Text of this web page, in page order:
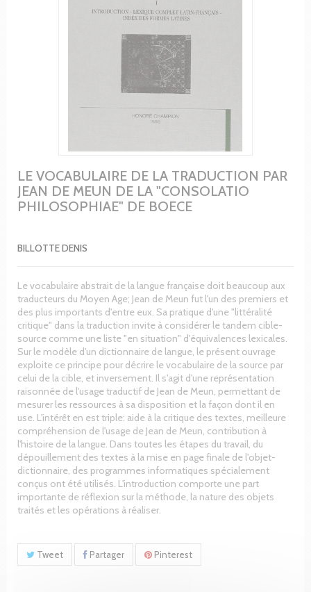
LE VOCABULAIRE DE LA TRADUCTION PAR
JEAN DE MEUN DE LA "CONSOLATIO
PHILOSOPHIAE" DE BOECE
BILLOTTE DENIS
Le vocabulaire abstrait de la langue française doit beaucoup aux
traducteurs du Moyen Age; Jean de Meun fut l'un des premiers et
des plus importants d'entre eux. Sa pratique d'une "littéralité
critique" dans la traduction invite à considérer le tandem cible-
source comme une liste "en situation" d'équivalences lexicales.
Sur le modèle d'un dictionnaire de langue, le présent ouvrage
exploite ce principe pour décrire le vocabulaire de la source par
celui de la cible, et inversement. Il s'agit d'une représentation
raisonnée de l'usage traductif de Jean de Meun, permettant de
mesurer les ressources à sa disposition et la façon dont il en
use. L'intérêt en est triple: aide à la critique des textes, meilleure
compréhension de l'usage de Jean de Meun, contribution à
l'histoire de la langue. Dans toutes les étapes du travail, du
dépouillement des textes à la mise en page finale de l'objet-
dictionnaire, des programmes informatiques spécialement
conçus ont été utilisés. L'introduction comporte une part
importante de réflexion sur la méthode, la nature des objets
traités et les opérations à réaliser.
Tweet Partager Pinterest